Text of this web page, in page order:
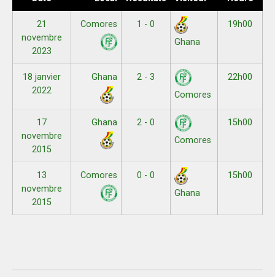
21
novembre
2023
Comores
1 - 0
Ghana
19h00
18 janvier
2022
Ghana
2 - 3
Comores
22h00
17
novembre
2015
Ghana
2 - 0
Comores
15h00
13
novembre
2015
Comores
0 - 0
Ghana
15h00